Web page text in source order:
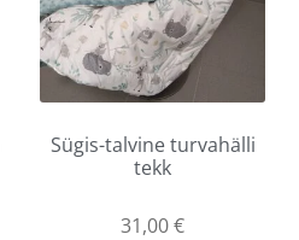
Sügis-talvine turvahälli
tekk
31,00€